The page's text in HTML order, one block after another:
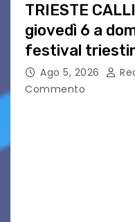
TRIESTE
giovedì 6 a
festival
Springsteen
Ago 5, 2026
Commento